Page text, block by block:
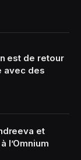
est de retour
avec des
et
l’Omnium